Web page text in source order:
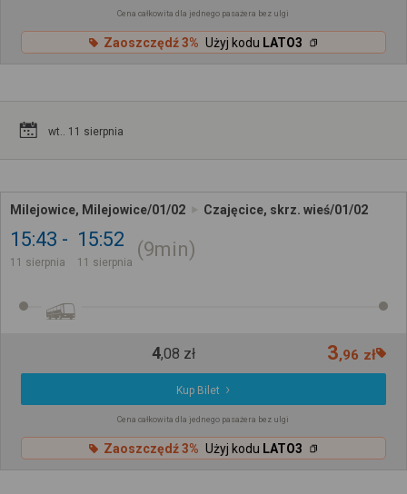
Cena całkowita dla jednego pasażera bez ulgi
Zaoszczędź 3% Użyj kodu LATO3
wt.. 11 sierpnia
Milejowice, Milejowice/01/02 Czajęcice, skrz. wieś/01/02
15:43
11 sierpnia
15:52
11 sierpnia
9min
4,08 zł 3,96 zł
Kup Bilet
Cena całkowita dla jednego pasażera bez ulgi
Zaoszczędź 3% Użyj kodu LATO3